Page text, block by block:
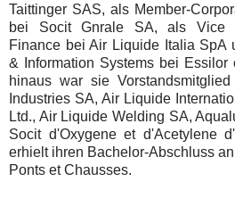
Taittinger SAS, als Member-
bei Socit Gnrale SA, als Vice
Finance bei Air Liquide Italia SpA
& Information Systems bei Essilor
hinaus war sie
Industries SA, Air Liquide
Ltd., Air Liquide Welding SA,
Socit d'Oxygene et d'Acetylene
erhielt ihren Bachelor-Abschluss
Ponts et Chausses.